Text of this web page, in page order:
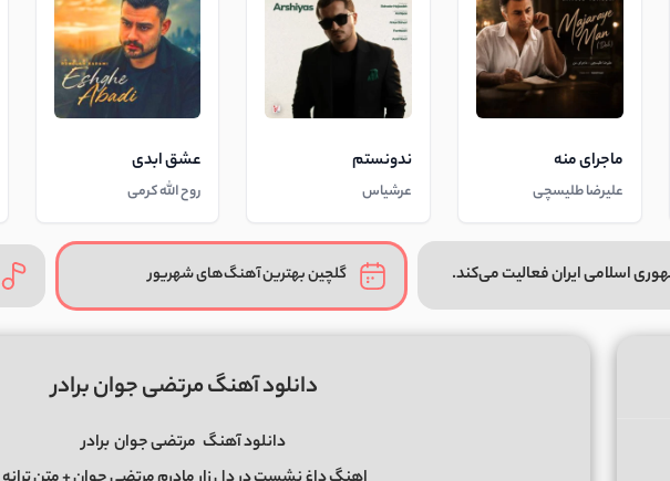
ماجرای منه
علیرضا طلیسچی
ندونستم
عرشیاس
عشق ابدی
روح الله کرمی
اسلامی ایران فعالیت می‌کند. گلچین بهترین آهنگ‌های شهریور
دانلود آهنگ مرتضی جوان برادر
دانلود آهنگ مرتضی جوانبرادر